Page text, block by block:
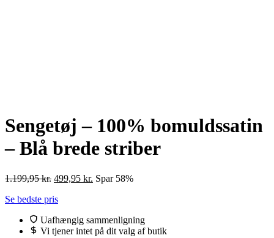
Sengetøj – 100% bomuldssatin
– Blå brede striber
1.199,95kr. Den
pris
1.199,95 kr..
499,95 kr. Den
499,95 kr..
Spar 58%
Se bedste pris
Uafhængig sammenligning
Vi tjener intet på dit valg af butik